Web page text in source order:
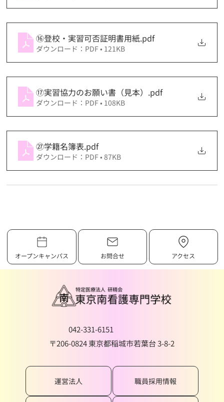
⑯登校・実習可否証明書用紙.pdf
ダウンロード：PDF • 121KB
⑰実習協力のお願い書（見本） .pdf
ダウンロード：PDF • 108KB
㉗学籍名簿表.pdf
ダウンロード：PDF • 87KB
オープンキャンパス お問合せ アクセス
042-331-6151
〒206-0824 東京都稲城市若葉台 3-8-2
運営法人 職員採用情報